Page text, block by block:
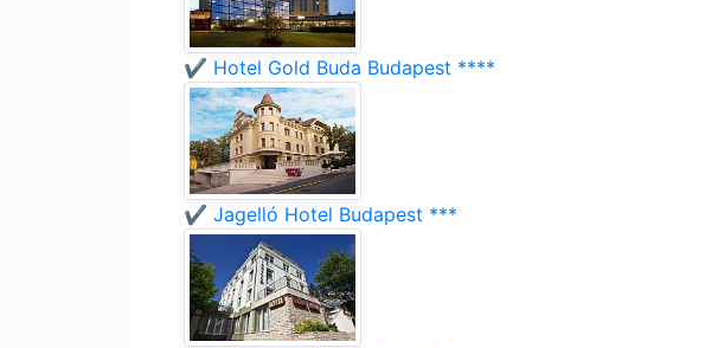
✔️ Hotel Gold Buda Budapest ****
✔️ Jagelló Hotel Budapest ***